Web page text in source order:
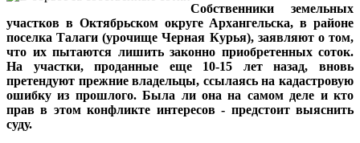
Собственники земельных
участков в Октябрьском округе Архангельска, в районе
поселка Талаги (урочище Черная Курья), заявляют о том,
что их пытаются лишить законно приобретенных соток.
На участки, проданные еще 10-15 лет назад, вновь
претендуют прежние владельцы, ссылаясь на кадастровую
ошибку из прошлого. Была ли она на самом деле и кто
прав в этом конфликте интересов - предстоит выяснить
суду.